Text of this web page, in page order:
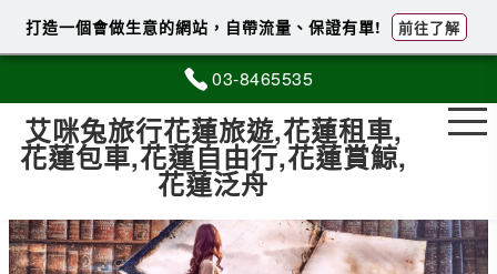
03-8465535
艾咪兔旅行花蓮旅遊,花蓮租車,
花蓮包車,花蓮自由行,花蓮賞鯨,
花蓮泛舟
打造一個會做生意的網站，自帶流量、保證有單! 前往了解